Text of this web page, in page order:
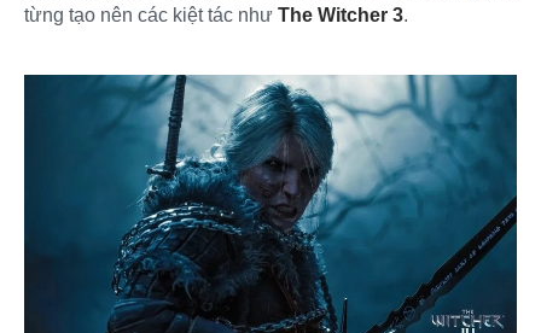
từng tạo nên các kiệt tác như The Witcher 3.